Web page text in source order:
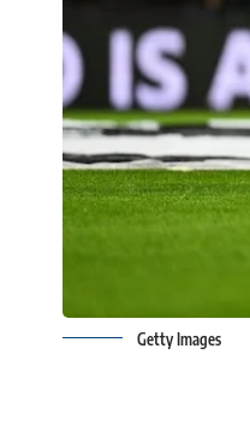
Getty Images